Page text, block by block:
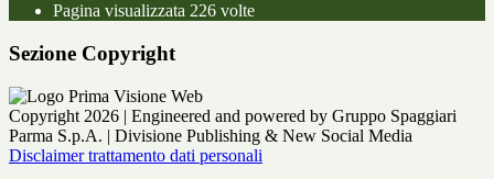
Pagina visualizzata 226 volte
Sezione Copyright
Copyright 2026 | Engineered and powered by Gruppo Spaggiari
Parma S.p.A. | Divisione Publishing & New Social Media
Disclaimer trattamento dati personali